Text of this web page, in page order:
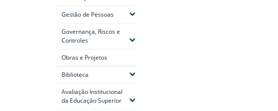
Gestão de Pessoas(Expandir submenus)
Governança, Riscos e
Controles(Expandir submenus)
Obras e Projetos
Biblioteca (Expandir submenus)
Avaliação Institucional
da Educação Superior(Expandir submenus)